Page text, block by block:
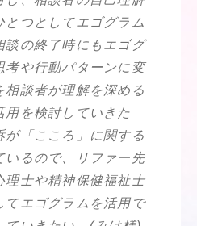
とつとしてエゴグラム
談の終了時にもエゴグ
考や行動パターンに変
相談者が理解を深める
用を検討していきた
が「こころ」に関する
いるので、リファー先
理士や精神保健福祉士
てエゴグラムを活用で